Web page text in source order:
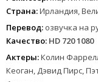
Страна:Ирландия,
Перевод: озвучка на
Качество: HD 720 1080
Актеры:Колин
Кеоган, Дэвид Пирс,